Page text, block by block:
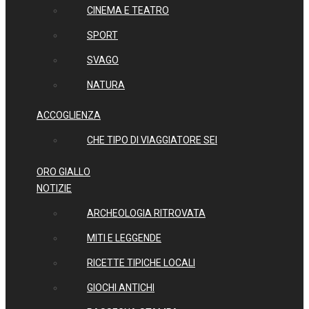
CINEMA E TEATRO
SPORT
SVAGO
NATURA
ACCOGLIENZA
CHE TIPO DI VIAGGIATORE SEI
ORO GIALLO
NOTIZIE
ARCHEOLOGIA RITROVATA
MITI E LEGGENDE
RICETTE TIPICHE LOCALI
GIOCHI ANTICHI